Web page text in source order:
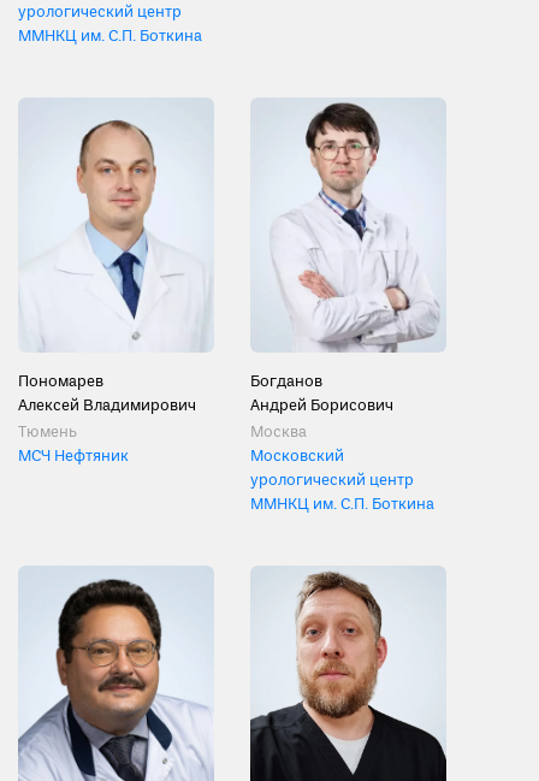
урологический центр
ММНКЦ им. С.П. Боткина
Пономарев
Алексей Владимирович
Тюмень
МСЧ Нефтяник
Богданов
Андрей Борисович
Москва
Московский
урологический центр
ММНКЦ им. С.П. Боткина